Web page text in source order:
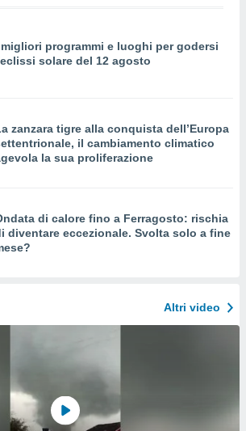
migliori programmi e luoghi per godersi
solare del 12 agosto
zanzara tigre alla conquista dell’Europa
il cambiamento climatico
la sua proliferazione
di calore fino a Ferragosto: rischia
diventare eccezionale. Svolta solo a fine
Altri video